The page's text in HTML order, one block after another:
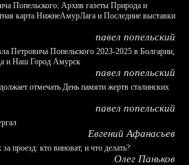
Попельского: Архив газеты Природа и
карта НижнеАмурЛага и Последние выставки
павел попельский
Петровича Попельского 2023-2025 в Болгарии,
и Наш Город Амурск
павел попельский
отмечать День памяти жертв сталинских
павел попельский
Евгений Афанасьев
проезд: кто виноват, и что делать?
Олег Паньков